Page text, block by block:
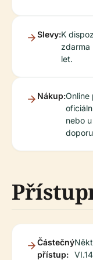
Slevy:K
zdarma
let.
Nákup:Online
nebo
Částečný
přístup: